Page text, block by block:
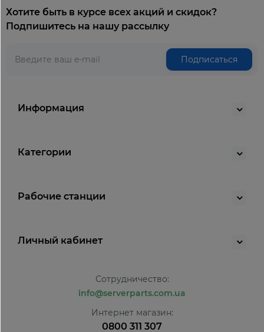
Хотите быть в курсе всех акций и скидок?
Подпишитесь на нашу рассылку
Подписаться
Информация
Категории
Рабочие станции
Личный кабинет
Сотрудничество:
info@serverparts.com.ua
Интернет магазин:
0800 311 307